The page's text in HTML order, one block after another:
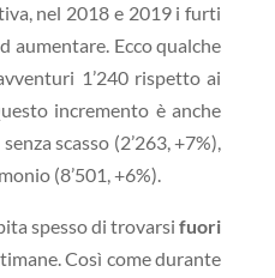
nel 2018 e 2019 i furti
aumentare. Ecco qualche
1’240 rispetto ai
incremento è anche
scasso (2’263, +7%),
(8’501, +6%).
spesso di trovarsi fuori
Così come durante